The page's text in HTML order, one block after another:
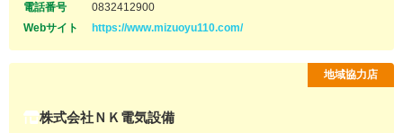
電話番号
0832412900
Webサイト
https://www.mizuoyu110.com/
株式会社ＮＫ電気設備
地域協力店